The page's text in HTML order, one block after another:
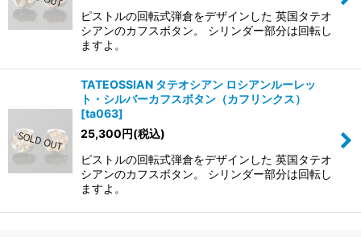
ピストルの回転式弾倉をデザインした 英国タテオ
シアンのカフスボタン。 シリンダー部分は回転し
ますよ。
TATEOSSIAN タテオシアン ロシアンルーレッ
ト・シルバーカフスボタン（カフリンクス）
[ta063]
25,300円(税込)
ピストルの回転式弾倉をデザインした 英国タテオ
シアンのカフスボタン。 シリンダー部分は回転し
ますよ。